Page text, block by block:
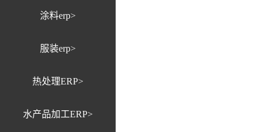
涂料erp>
服装erp>
热处理ERP>
水产品加工ERP>